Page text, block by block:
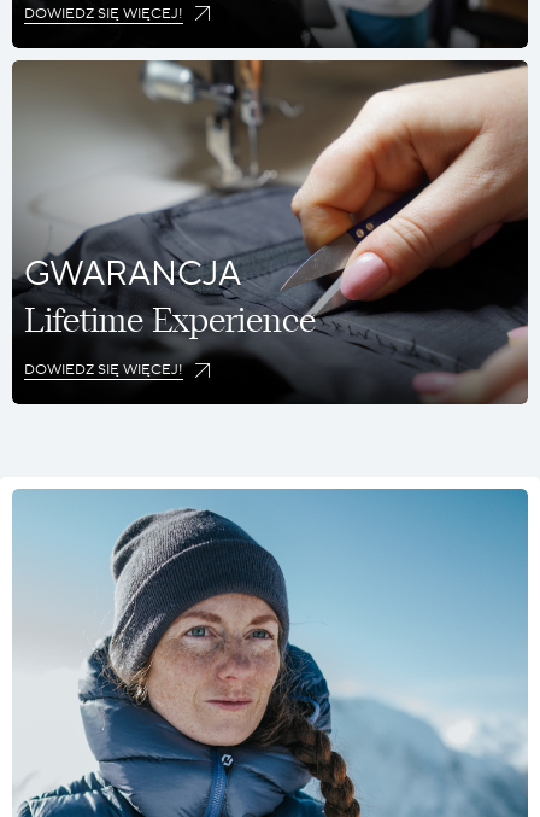
DOWIEDZ SIĘ WIĘCEJ!
GWARANCJA
Lifetime Experience
DOWIEDZ SIĘ WIĘCEJ!